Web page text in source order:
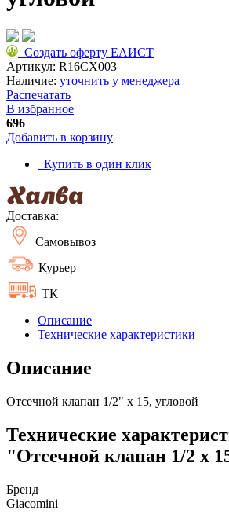
Создать оферту ЕАИСТ
Артикул: R16CX003
Наличие: уточнить у менеджера
Распечатать
В избранное
696
Добавить в корзину
Купить в один клик
Доставка:
Самовывоз
Курьер
ТК
Описание
Технические характеристики
Описание
Отсечной клапан 1/2" x 15, угловой
Технические
"Отсечной клапан 1/2 x
Бренд
Giacomini